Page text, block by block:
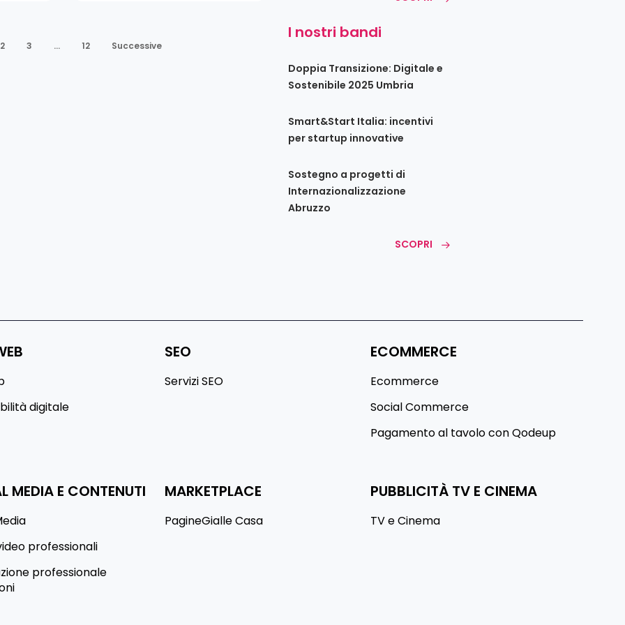
2 3 … 12 Successive
I nostri bandi
Doppia Transizione: Digitale e
Sostenibile 2025 Umbria
Smart&Start Italia: incentivi
per startup innovative
Sostegno a progetti di
Internazionalizzazione
Abruzzo
SCOPRI
digitale
MEDIA E CONTENUTI
professionali
professionale
SEO
Servizi SEO
MARKETPLACE
PagineGialle Casa
ECOMMERCE
Ecommerce
Social Commerce
Pagamento al tavolo con Qodeup
PUBBLICITÀ TV E CINEMA
TV e Cinema